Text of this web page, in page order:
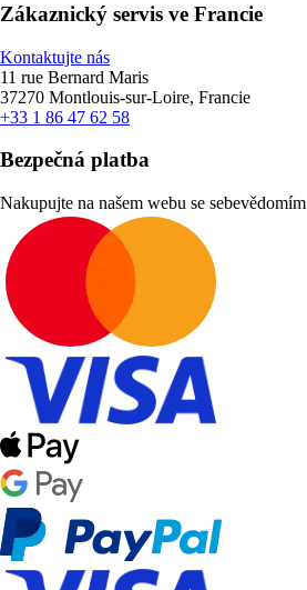
Zákaznický servis ve Francie
Kontaktujte nás
11 rue Bernard Maris
37270 Montlouis-sur-Loire, Francie
+33 1 86 47 62 58
Bezpečná platba
Nakupujte na našem webu se sebevědomím